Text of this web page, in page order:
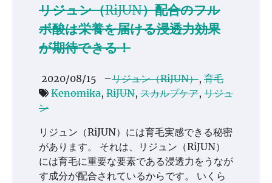
リジュン（RiJUN）配合のフル
ボ酸は栄養を届ける浸透力効果
が期待できる！
2020/08/15 –リジュン（RiJUN）, 育毛
Kenomika, RiJUN, スカルプケア, リジュ
ン
リジュン（RiJUN）には育毛実感できる秘密
があります。 それは、リジュン（RiJUN）
には育毛に重要な要素である浸透力をうなが
す成分が配合されているからです。 いくら